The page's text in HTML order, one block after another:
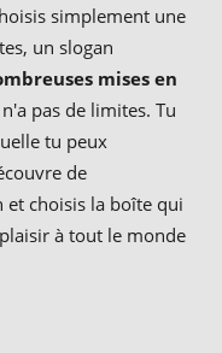
simplement une
un slogan
mises en
pas de limites. Tu
tu peux
de
et choisis la boîte qui
à tout le monde